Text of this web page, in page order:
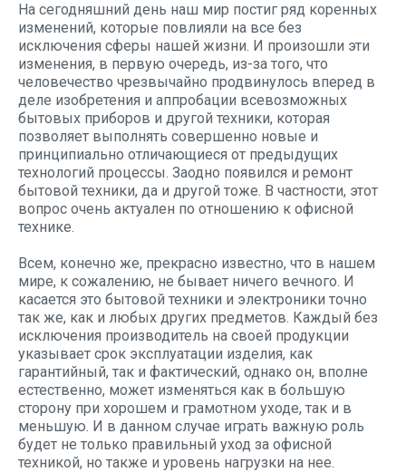
На сегодняшний день наш мир постиг ряд коренных
изменений, которые повлияли на все без
исключения сферы нашей жизни. И произошли эти
изменения, в первую очередь, из-за того, что
человечество чрезвычайно продвинулось вперед в
деле изобретения и аппробации всевозможных
бытовых приборов и другой техники, которая
позволяет выполнять совершенно новые и
принципиально отличающиеся от предыдущих
технологий процессы. Заодно появился и ремонт
бытовой техники, да и другой тоже. В частности, этот
вопрос очень актуален по отношению к офисной
технике.
Всем, конечно же, прекрасно известно, что в нашем
мире, к сожалению, не бывает ничего вечного. И
касается это бытовой техники и электроники точно
так же, как и любых других предметов. Каждый без
исключения производитель на своей продукции
указывает срок эксплуатации изделия, как
гарантийный, так и фактический, однако он, вполне
естественно, может изменяться как в большую
сторону при хорошем и грамотном уходе, так и в
меньшую. И в данном случае играть важную роль
будет не только правильный уход за офисной
техникой, но также и уровень нагрузки на нее.